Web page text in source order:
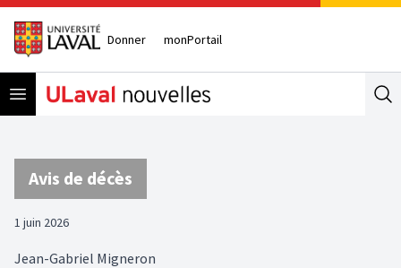
Donner monPortail
Open menu
Avis de décès
1 juin 2026
Jean-Gabriel Migneron